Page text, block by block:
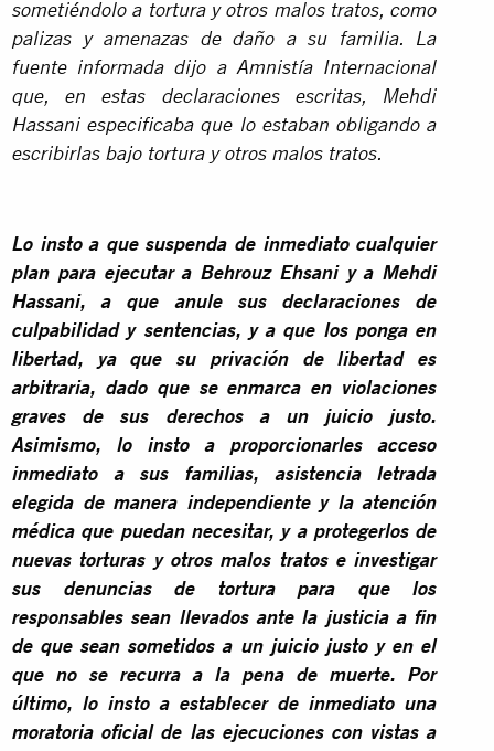
sometiéndolo a tortura y otros malos tratos, como
palizas y amenazas de daño a su familia. La
fuente informada dijo a Amnistía Internacional
que, en estas declaraciones escritas, Mehdi
Hassani especificaba que lo estaban obligando a
escribirlas bajo tortura y otros malos tratos.
Lo insto a que suspenda de inmediato cualquier
plan para ejecutar a Behrouz Ehsani y a Mehdi
Hassani, a que anule sus declaraciones de
culpabilidad y sentencias, y a que los ponga en
libertad, ya que su privación de libertad es
arbitraria, dado que se enmarca en violaciones
graves de sus derechos a un juicio justo.
Asimismo, lo insto a proporcionarles acceso
inmediato a sus familias, asistencia letrada
elegida de manera independiente y la atención
médica que puedan necesitar, y a protegerlos de
nuevas torturas y otros malos tratos e investigar
sus denuncias de tortura para que los
responsables sean llevados ante la justicia a fin
de que sean sometidos a un juicio justo y en el
que no se recurra a la pena de muerte. Por
último, lo insto a establecer de inmediato una
moratoria oficial de las ejecuciones con vistas a